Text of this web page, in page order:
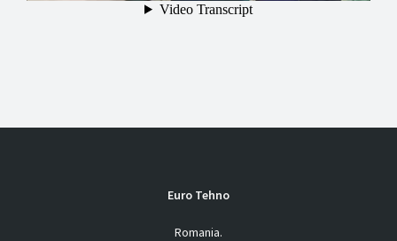
Euro Tehno
Romania.